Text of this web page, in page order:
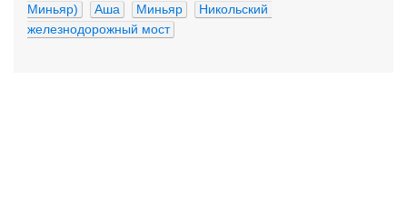
Миньяр)
Аша Миньяр
Никольский
железнодорожный мост